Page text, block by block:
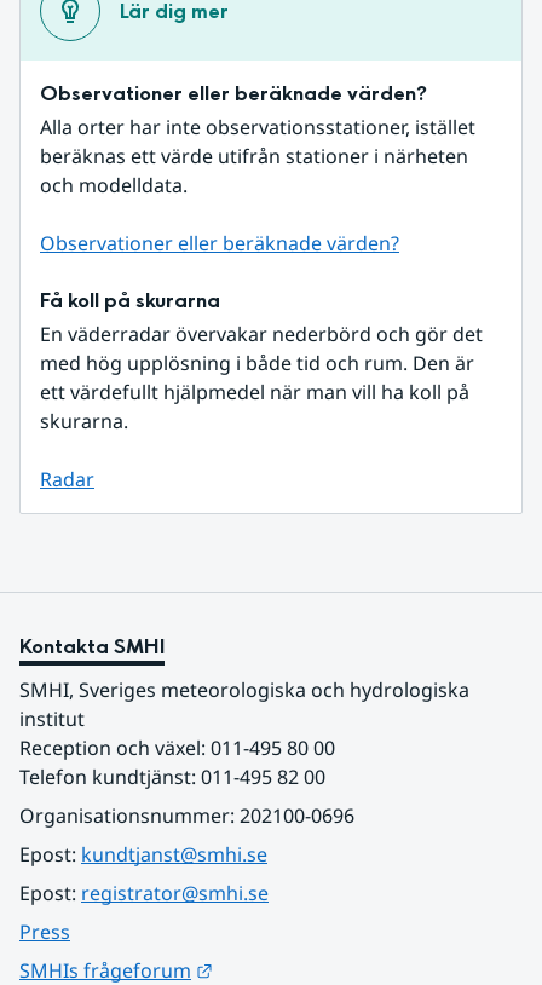
Lär dig mer
Observationer eller beräknade värden?
Alla orter har inte observationsstationer, istället
beräknas ett värde utifrån stationer i närheten
och modelldata.
Observationer eller beräknade värden?
Få koll på skurarna
En väderradar övervakar nederbörd och gör det
med hög upplösning i både tid och rum. Den är
ett värdefullt hjälpmedel när man vill ha koll på
skurarna.
Radar
Kontakta SMHI
SMHI, Sveriges meteorologiska och hydrologiska
institut
Reception och växel: 011-495 80 00
Telefon kundtjänst: 011-495 82 00
Organisationsnummer: 202100-0696
Epost: kundtjanst@smhi.se
Epost: registrator@smhi.se
Press
SMHIs frågeforum